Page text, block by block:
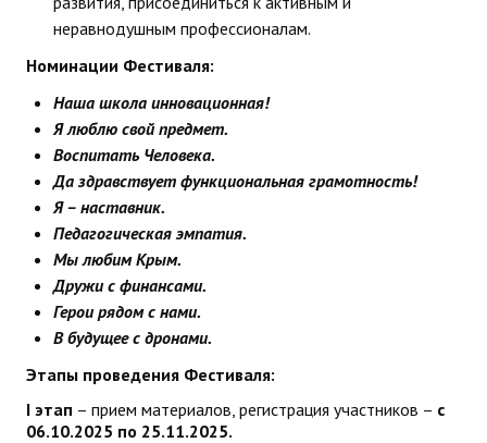
неравнодушным профессионалам.
Номинации Фестиваля:
Наша школа инновационная!
Я люблю свой предмет.
Воспитать Человека.
Да здравствует функциональная грамотность!
Я – наставник.
Педагогическая эмпатия.
Мы любим Крым.
Дружи с финансами.
Герои рядом с нами.
В будущее с дронами.
Этапы проведения Фестиваля:
I этап – прием материалов, регистрация участников – с
06.10.2025 по 25.11.2025.